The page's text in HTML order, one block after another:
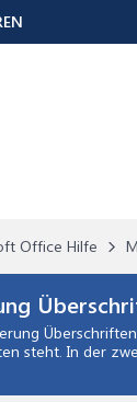
Office Hilfe
steht. In der